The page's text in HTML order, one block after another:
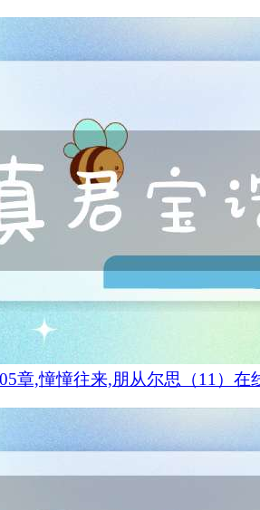
章,憧憧往来,朋从尔思（11）在